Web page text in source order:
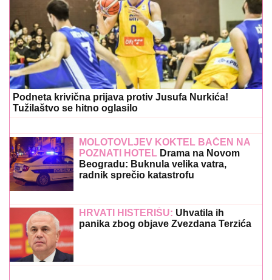
Podneta krivična prijava protiv Jusufa Nurkića!
Tužilaštvo se hitno oglasilo
MOLOTOVLJEV KOKTEL BAČEN NA
POZNATI HOTEL Drama na Novom
Beogradu: Buknula velika vatra,
radnik sprečio katastrofu
HRVATI HISTERIŠU: Uhvatila ih
panika zbog objave Zvezdana Terzića